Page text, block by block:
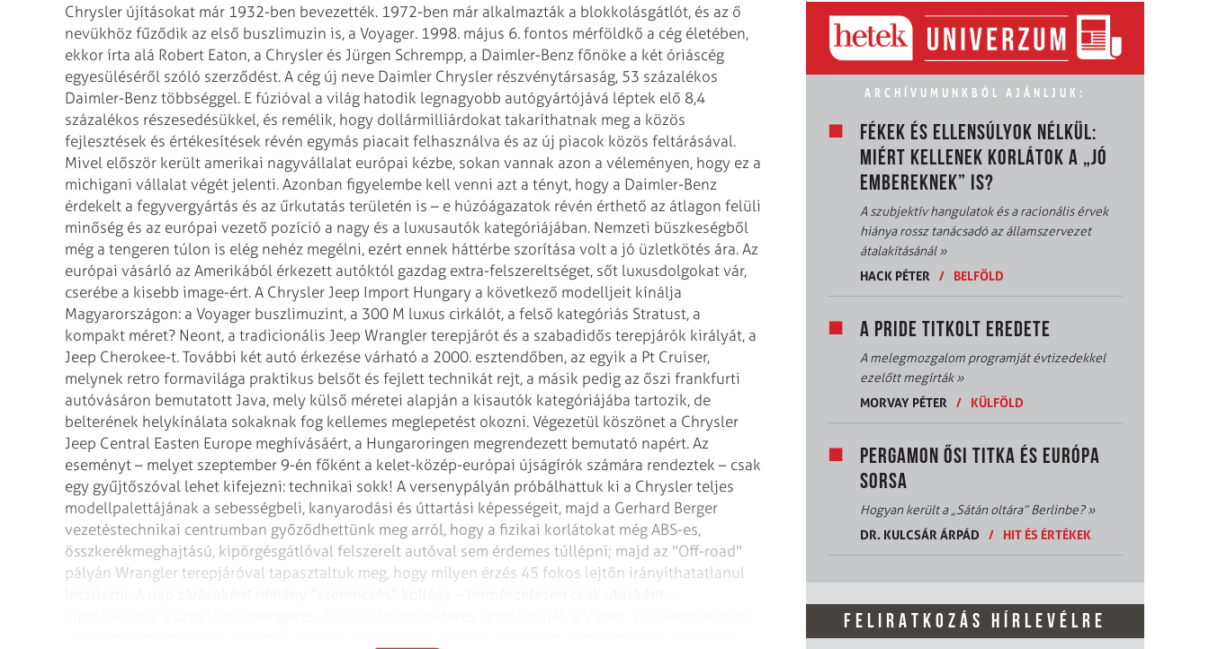
Chrysler újításokat már 1932-ben bevezették. 1972-ben már alkalmazták a blokkolásgátlót, és az ő
nevükhöz fűződik az első buszlimuzin is, a Voyager. 1998. május 6. fontos mérföldkő a cég életében,
ekkor írta alá Robert Eaton, a Chrysler és Jürgen Schrempp, a Daimler-Benz főnöke a két óriáscég
egyesüléséről szóló szerződést. A cég új neve Daimler Chrysler részvénytársaság, 53 százalékos
Daimler-Benz többséggel. E fúzióval a világ hatodik legnagyobb autógyártójává léptek elő 8,4
százalékos részesedésükkel, és remélik, hogy dollármilliárdokat takaríthatnak meg a közös
fejlesztések és értékesítések révén egymás piacait felhasználva és az új piacok közös feltárásával.
Mivel először került amerikai nagyvállalat európai kézbe, sokan vannak azon a véleményen, hogy ez a
michigani vállalat végét jelenti. Azonban figyelembe kell venni azt a tényt, hogy a Daimler-Benz
érdekelt a fegyvergyártás és az űrkutatás területén is – e húzóágazatok révén érthető az átlagon felüli
minőség és az európai vezető pozíció a nagy és a luxusautók kategóriájában. Nemzeti büszkeségből
még a tengeren túlon is elég nehéz megélni, ezért ennek háttérbe szorítása volt a jó üzletkötés ára. Az
európai vásárló az Amerikából érkezett autóktól gazdag extra-felszereltséget, sőt luxusdolgokat vár,
cserébe a kisebb image-ért. A Chrysler Jeep Import Hungary a következő modelljeit kínálja
Magyarországon: a Voyager buszlimuzint, a 300 M luxus cirkálót, a felső kategóriás Stratust, a
kompakt méret? Neont, a tradicionális Jeep Wrangler terepjárót és a szabadidős terepjárók királyát, a
Jeep Cherokee-t. További két autó érkezése várható a 2000. esztendőben, az egyik a Pt Cruiser,
melynek retro formavilága praktikus belsőt és fejlett technikát rejt, a másik pedig az őszi frankfurti
autóvásáron bemutatott Java, mely külső méretei alapján a kisautók kategóriájába tartozik, de
belterének helykínálata sokaknak fog kellemes meglepetést okozni. Végezetül köszönet a Chrysler
Jeep Central Easten Europe meghívásáért, a Hungaroringen megrendezett bemutató napért. Az
eseményt – melyet szeptember 9-én főként a kelet-közép-európai újságírók számára rendeztek – csak
egy gyűjtőszóval lehet kifejezni: technikai sokk! A versenypályán próbálhattuk ki a Chrysler teljes
modellpalettájának a sebességbeli, kanyarodási és úttartási képességeit, majd a Gerhard Berger
vezetéstechnikai centrumban győződhettünk meg arról, hogy a fizikai korlátokat még ABS-es,
összkerékmeghajtású, kipörgésgátlóval felszerelt autóval sem érdemes túllépni; majd az "Off-road"
pályán Wrangler terepjáróval tapasztaltuk meg, hogy milyen érzés 45 fokos lejtőn irányíthatatlanul
ARCHÍVUMUNKBÓL AJÁNLJUK:
FÉKEK ÉS ELLENSÚLYOK NÉLKÜL:
MIÉRT KELLENEK KORLÁTOK A „JÓ
EMBEREKNEK” IS?
A szubjektív hangulatok és a racionális érvek
hiánya rossz tanácsadó az államszervezet
átalakításánál»
HACK PÉTER
/ BELFÖLD
A PRIDE TITKOLT EREDETE
A melegmozgalom programját évtizedekkel
ezelőtt megírták»
MORVAY PÉTER
/ KÜLFÖLD
PERGAMON ŐSI TITKA ÉS EURÓPA
SORSA
Hogyan került a „Sátán oltára” Berlinbe?»
DR. KULCSÁR ÁRPÁD
/ HIT ÉS ÉRTÉKEK
FELIRATKOZÁS HÍRLEVÉLRE